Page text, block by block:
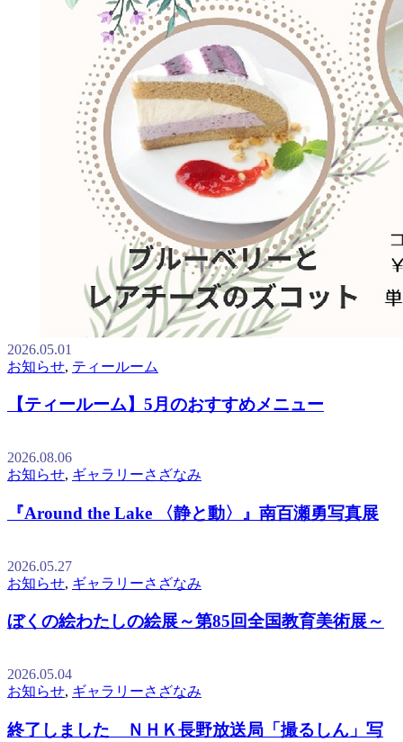
2026.05.01
お知らせ, ティールーム
【ティールーム】5月のおすすめメニュー
2026.08.06
お知らせ, ギャラリーさざなみ
『Around the Lake 〈静と動〉』南百瀬勇写真展
2026.05.27
お知らせ, ギャラリーさざなみ
ぼくの絵わたしの絵展～第85回全国教育美術展～
2026.05.04
お知らせ, ギャラリーさざなみ
終了しました ＮＨＫ長野放送局「撮るしん」写